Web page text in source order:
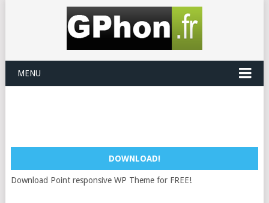
MENU
DOWNLOAD!
Download Point responsive WP Theme for FREE!